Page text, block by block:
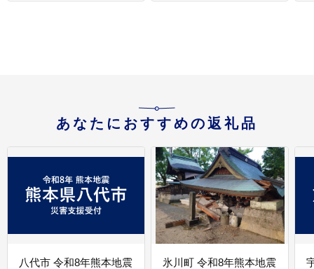
あなたにおすすめの返礼品
八代市 令和8年熊本地震
氷川町 令和8年熊本地震